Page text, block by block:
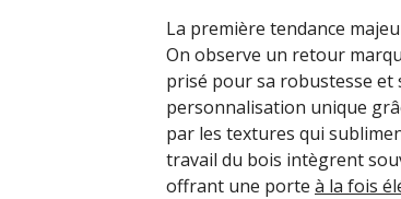
La première tendance
On observe un retour
prisé pour sa robustesse et
personnalisation unique
par les textures qui
travail du bois intègrent
offrant une porte à la fois